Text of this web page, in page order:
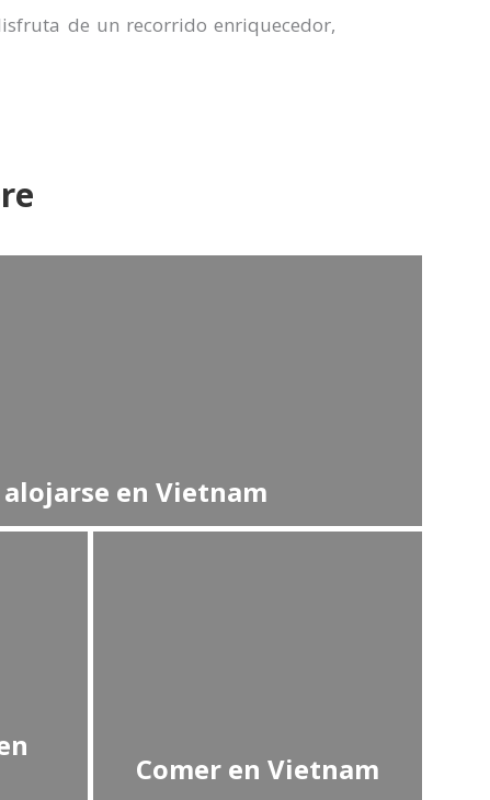
de un recorrido enriquecedor,
alojarse en Vietnam
Comer en Vietnam